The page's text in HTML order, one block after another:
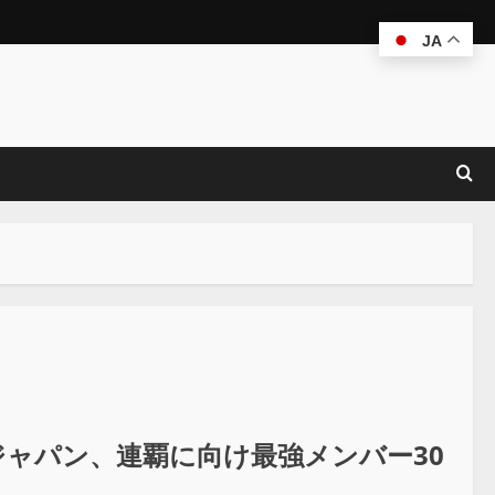
パン、連覇に向け最強メンバー30
JA